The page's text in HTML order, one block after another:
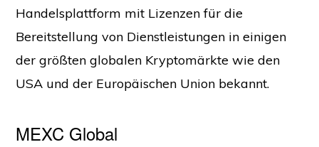
Handelsplattform mit Lizenzen für die
Bereitstellung von Dienstleistungen in einigen
der größten globalen Kryptomärkte wie den
USA und der Europäischen Union bekannt.
MEXC Global